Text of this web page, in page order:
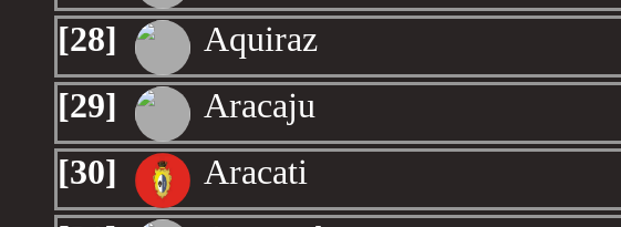
[28]
Aquiraz
[29]
Aracaju
[30]
Aracati